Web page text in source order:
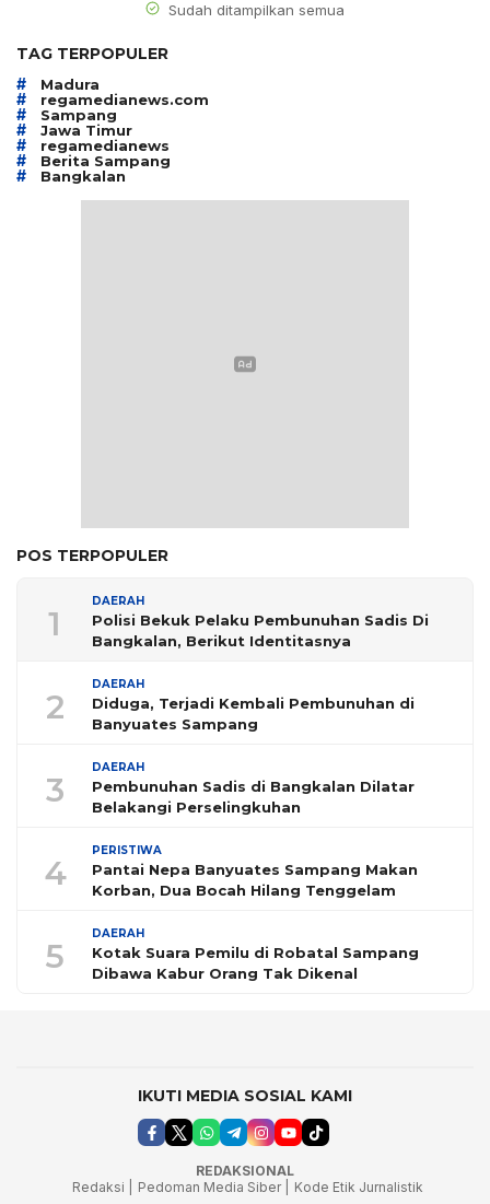
Sudah ditampilkan semua
TAG TERPOPULER
# Madura
# regamedianews.com
# Sampang
# Jawa Timur
# regamedianews
# Berita Sampang
# Bangkalan
POS TERPOPULER
1
DAERAH
Polisi Bekuk Pelaku Pembunuhan Sadis Di
Bangkalan, Berikut Identitasnya
2
DAERAH
Diduga, Terjadi Kembali Pembunuhan di
Banyuates Sampang
3
DAERAH
Pembunuhan Sadis di Bangkalan Dilatar
Belakangi Perselingkuhan
4
PERISTIWA
Pantai Nepa Banyuates Sampang Makan
Korban, Dua Bocah Hilang Tenggelam
5
DAERAH
Kotak Suara Pemilu di Robatal Sampang
Dibawa Kabur Orang Tak Dikenal
IKUTI MEDIA SOSIAL KAMI
REDAKSIONAL
Redaksi |
Pedoman Media Siber | Kode Etik Jurnalistik